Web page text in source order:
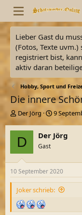
Lieber Gast du
(Fotos, Texte uvm.)
registriert bist,
aktiv daran
Hobby, Sport und
Die innere
E
r
s
t
e
l
l
e
r
Der Jörg
E
t
l
t
a
m
9
D Der Jörg
Gast
10 September 2020
Joker schrieb: